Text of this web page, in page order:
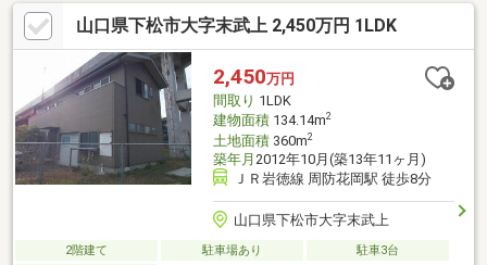
山口県下松市大字末武上 2,450万円 1LDK
2,450万円
間取り 1LDK
建物面積134.14m2
土地面積360m2
築年月 2012年10月(築13年11ヶ月)
ＪＲ岩徳線 周防花岡駅 徒歩8分
山口県下松市大字末武上
2階建て 駐車場あり
駐車3台